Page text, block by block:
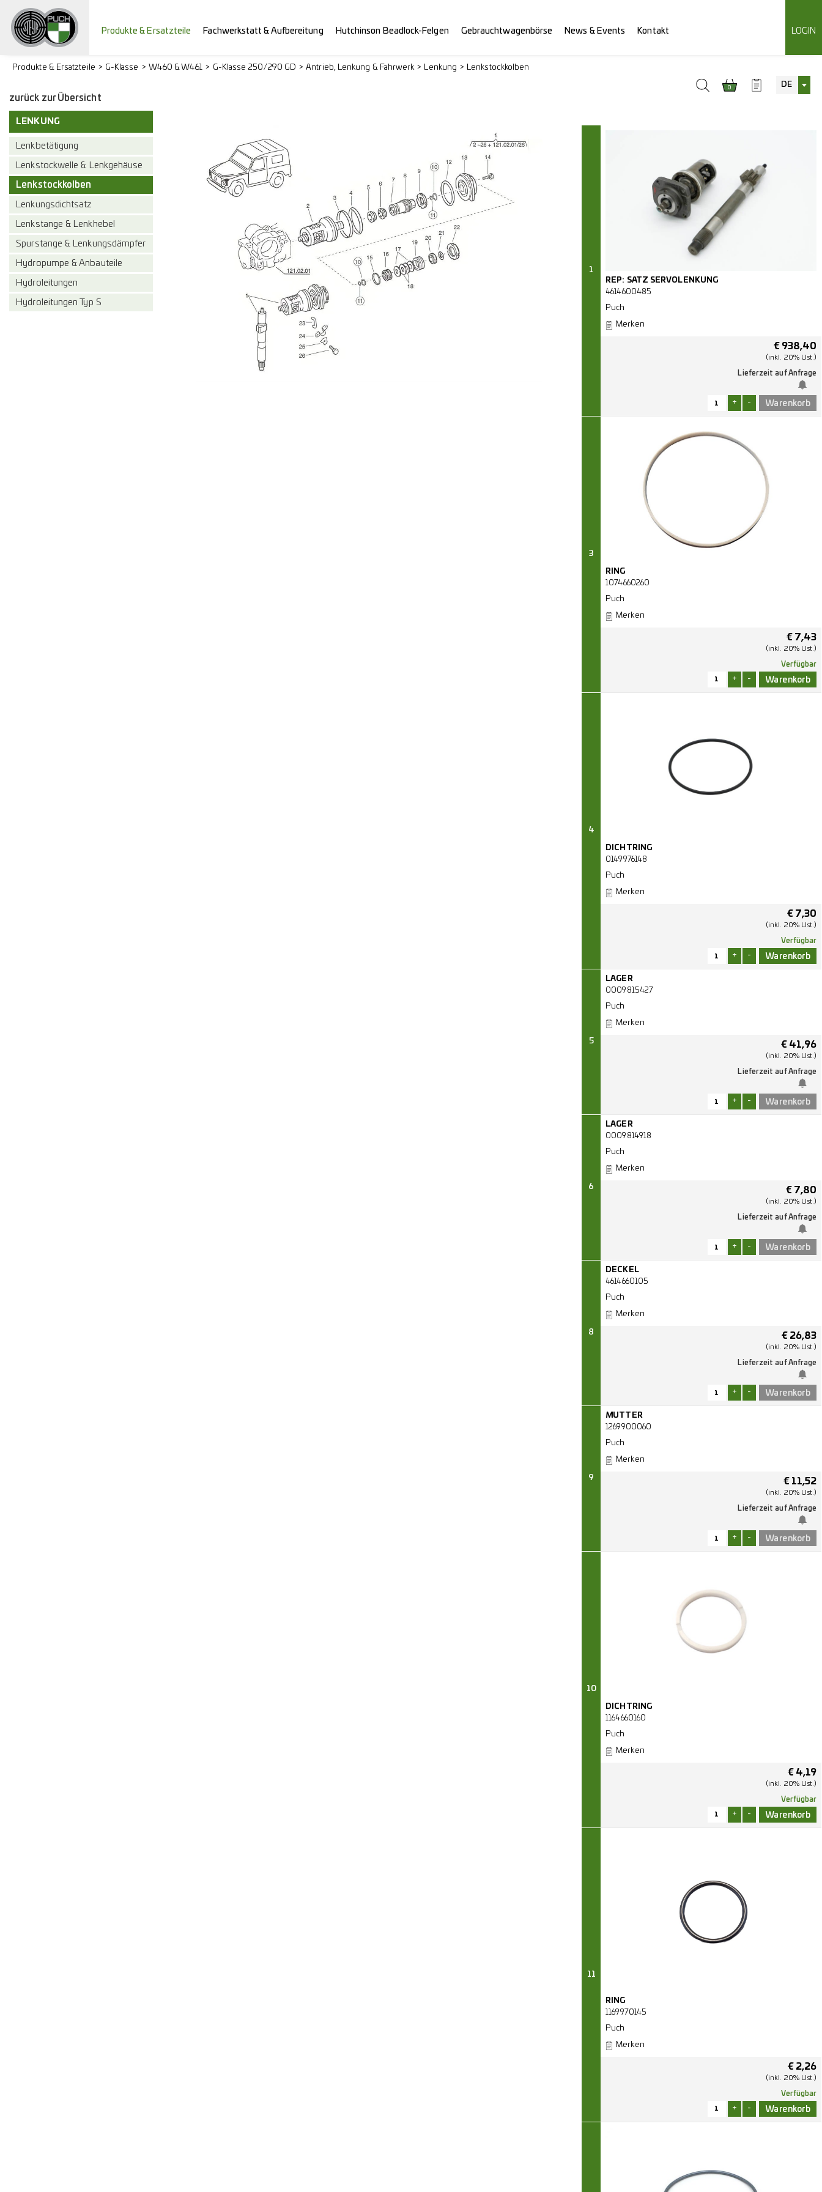
Produkte & Ersatzteile Fachwerkstatt & Aufbereitung Hutchinson Beadlock-Felgen Gebrauchtwagenbörse News & Events Kontakt LOGIN
0 DE
Produkte & Ersatzteile G-Klasse W460 & W461 G-Klasse 250/290 GD Antrieb, Lenkung & Fahrwerk Lenkung Lenkstockkolben
zurück zur Übersicht
LENKUNG
Lenkbetätigung
Lenkstockwelle & Lenkgehäuse
Lenkstockkolben
Lenkungsdichtsatz
Lenkstange & Lenkhebel
Spurstange & Lenkungsdämpfer
Hydropumpe & Anbauteile
Hydroleitungen
Hydroleitungen Typ S
1
REP: SATZ SERVOLENKUNG
4614600485
Puch
Merken
€ 938,40
(inkl. 20% Ust.)
Lieferzeit auf Anfrage
+ -
3
RING
1074660260
Puch
Merken
€7,43
(inkl. 20% Ust.)
Verfügbar
+ -
4
DICHTRING
0149976148
Puch
Merken
€ 7,30
(inkl. 20% Ust.)
Verfügbar
+ -
5
LAGER
0009815427
Puch
Merken
€ 41,96
(inkl. 20% Ust.)
Lieferzeit auf Anfrage
+ -
6
LAGER
0009814918
Puch
Merken
€ 7,80
(inkl. 20% Ust.)
Lieferzeit auf Anfrage
+ -
8
DECKEL
4614660105
Puch
Merken
€ 26,83
(inkl. 20% Ust.)
Lieferzeit auf Anfrage
+ -
9
MUTTER
1269900060
Puch
Merken
€ 11,52
(inkl. 20% Ust.)
Lieferzeit auf Anfrage
+ -
10
DICHTRING
1164660160
Puch
Merken
€4,19
(inkl. 20% Ust.)
Verfügbar
+ -
11
RING
1169970145
Puch
Merken
€2,26
(inkl. 20% Ust.)
Verfügbar
+ -